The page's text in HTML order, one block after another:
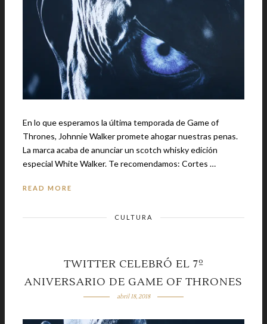
En lo que esperamos la última temporada de Game of
Thrones, Johnnie Walker promete ahogar nuestras penas.
La marca acaba de anunciar un scotch whisky edición
especial White Walker. Te recomendamos: Cortes …
READ MORE
CULTURA
TWITTER CELEBRÓ EL 7º
ANIVERSARIO DE GAME OF THRONES
abril 18, 2018